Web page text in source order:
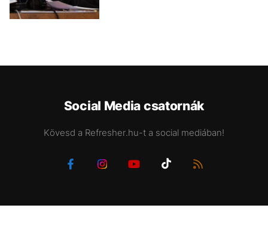
Social Media csatornák
Kövesd a Refresher.hu-t a social mediában!